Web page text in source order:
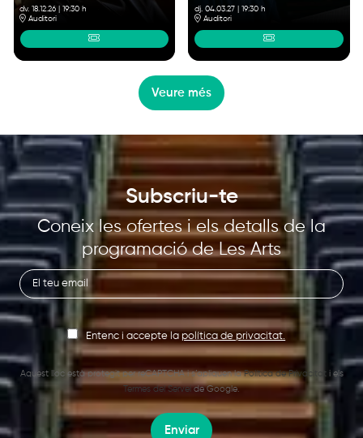
dv. 18.12.26 |19:30 h
Auditori
dj. 04.03.27| 19:30 h
Auditori
Veure més
Subscriu-te
Coneix les ofertes i els detalls de la
programació de Les Arts
Entenc i accepte lapolítica de privacitat.
Aquest lloc està protegit per reCAPTCHA i s’apliquen laPolítica de Privacitati els
Termes del Servei de Google.
Enviar